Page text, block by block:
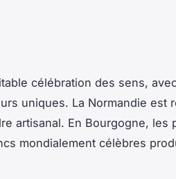
célébration des sens,
uniques. La Normandie est
artisanal. En Bourgogne, les
mondialement célèbres